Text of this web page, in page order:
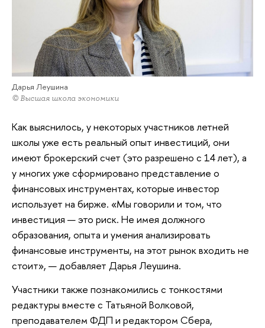
Дарья Леушина
© Высшая школа экономики
Как выяснилось, у некоторых участников летней
школы уже есть реальный опыт инвестиций, они
имеют брокерский счет (это разрешено с 14 лет), а
у многих уже сформировано представление о
финансовых инструментах, которые инвестор
использует на бирже. «Мы говорили и том, что
инвестиция — это риск. Не имея должного
образования, опыта и умения анализировать
финансовые инструменты, на этот рынок входить не
стоит», — добавляет Дарья Леушина.
Участники также познакомились с тонкостями
редактуры вместе с Татьяной Волковой,
преподавателем ФДП и редактором Сбера,